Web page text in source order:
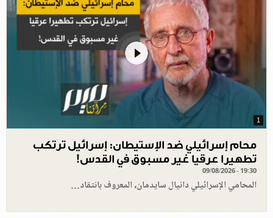
1
محام إسرائيلي ضد الإستيطان: إسرائيل ترتكب
تطهيرا عرقيا غير مسبوق في القدس!
09/08/2026 - 19:30
المحامي الإسرائيلي دانيال سايدمان، المعروف بانتقاد…